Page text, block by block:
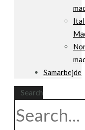
Samarbejde
Search